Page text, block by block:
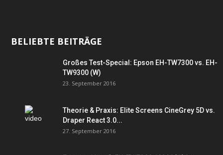
BELIEBTE BEITRÄGE
Großes Test-Special: Epson EH-TW7300 vs. EH-
TW9300 (W)
23. September 2016
Theorie & Praxis: Elite Screens CineGrey 5D vs.
Draper React 3.0...
27. September 2016